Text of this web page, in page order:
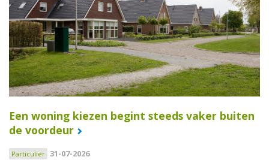
Een woning kiezen begint steeds vaker buiten
de voordeur
Particulier 31-07-2026